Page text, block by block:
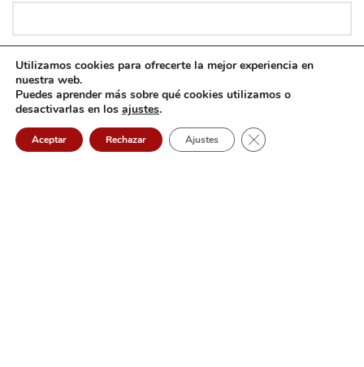
Utilizamos cookies para ofrecerte la mejor experiencia en
nuestra web.
Puedes aprender más sobre qué cookies utilizamos o
desactivarlas en los ajustes.
Aceptar Rechazar Ajustes Cerrar el banner de